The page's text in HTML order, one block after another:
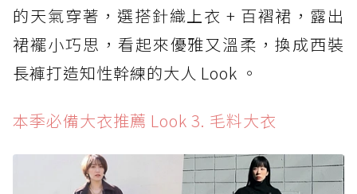
的天氣穿著，選搭針織上衣 + 百褶裙，露出
裙襬小巧思，看起來優雅又溫柔，換成西裝
長褲打造知性幹練的大人 Look 。
本季必備大衣推薦 Look 3. 毛料大衣